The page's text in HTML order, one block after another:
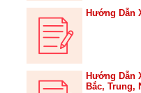
Hướng Dẫn
Hướng Dẫn
Bắc, Trung,